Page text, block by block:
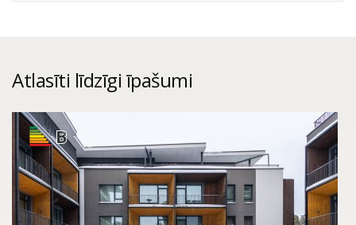
Atlasīti līdzīgi īpašumi
B